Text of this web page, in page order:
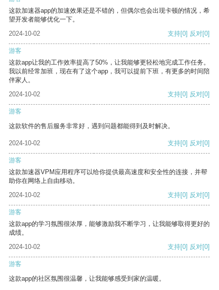
这款加速器app的加速效果还是不错的，但偶尔也会出现卡顿的情况，希
望开发者能够优化一下。
2024-10-02
支持[0] 反对[0]
游客
这款app让我的工作效率提高了50%，让我能够更轻松地完成工作任务。
我以前经常加班，现在有了这个app，我可以提前下班，有更多的时间陪
伴家人。
2024-10-02
支持[0] 反对[0]
游客
这款软件的售后服务非常好，遇到问题都能得到及时解决。
2024-10-02 支持[0] 反对[0]
游客
这款加速器VPM应用程序可以给你提供最高速度和安全性的连接，并帮
助你在网络上自由移动。
2024-10-02
支持[0] 反对[0]
游客
这款app的学习氛围很浓厚，能够激励我不断学习，让我能够取得更好的
成绩。
2024-10-02
支持[0] 反对[0]
游客
这款app的社区氛围很温馨，让我能够感受到家的温暖。